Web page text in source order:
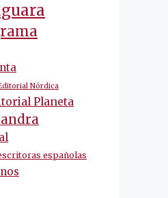
Nórdica
Planeta
españolas